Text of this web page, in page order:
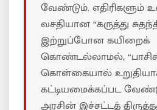
வேண்டும். எதிரிகளும்
வசதியான “கருத்து
இற்றுப்போன கயிறைக்
கொண்டல்லாமல், “பாசிச
கொள்கையால்
கட்டியமைக்கப்பட
அரசின் இச்சட்டத்